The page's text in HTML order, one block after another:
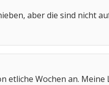
aber die sind nicht
etliche Wochen an. Meine